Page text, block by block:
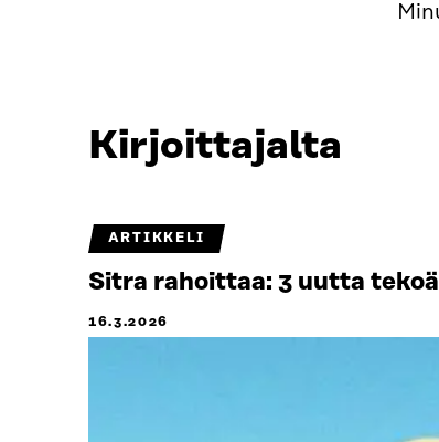
Kirjoittajalta
ARTIKKELI
Sitra rahoittaa: 3 uutta
16.3.2026